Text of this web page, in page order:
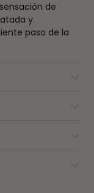
de
y
paso de la